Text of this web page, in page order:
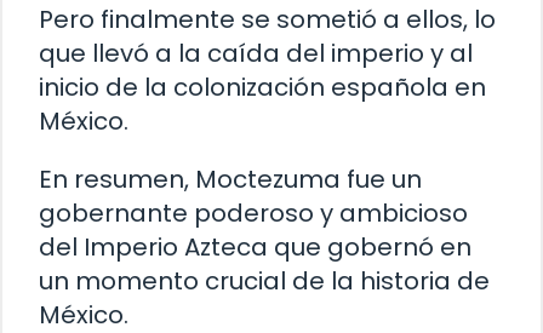
Pero finalmente se sometió a ellos, lo
que llevó a la caída del imperio y al
inicio de la colonización española en
México.
En resumen, Moctezuma fue un
gobernante poderoso y ambicioso
del Imperio Azteca que gobernó en
un momento crucial de la historia de
México.